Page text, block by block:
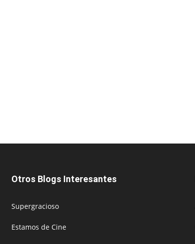
Otros Blogs Interesantes
Supergracioso
Estamos de Cine